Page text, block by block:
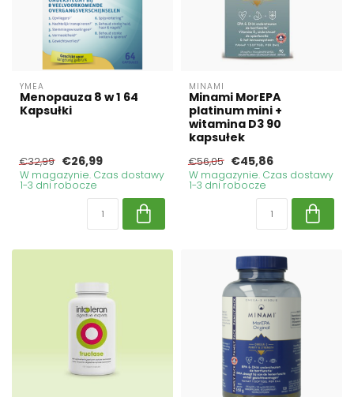
YMEA
Menopauza 8 w 1 64
Kapsułki
€32,99 €26,99
W magazynie. Czas dostawy
1-3 dni robocze
MINAMI
Minami MorEPA
platinum mini +
witamina D3 90
kapsułek
€56,05 €45,86
W magazynie. Czas dostawy
1-3 dni robocze